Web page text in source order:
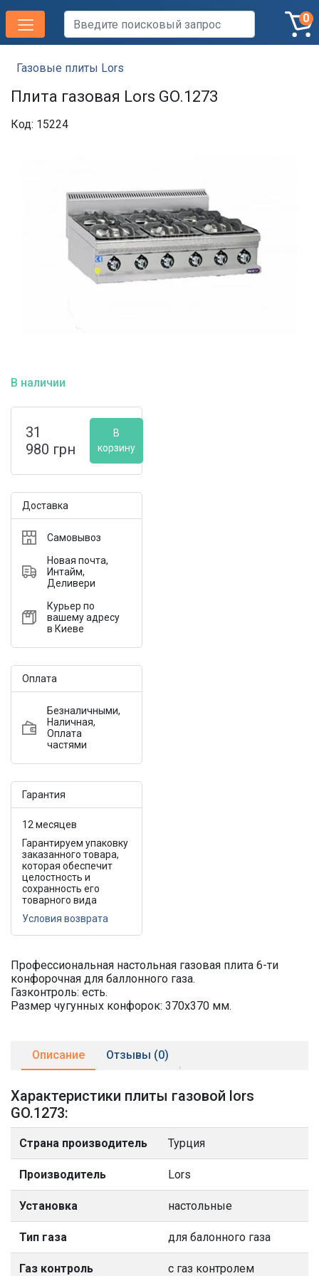
0
Газовые плиты Lors
Плита газовая Lors GO.1273
Код: 15224
В наличии
31
980 грн
В
корзину
Доставка
Самовывоз
Новая почта,
Интайм,
Деливери
Курьер по
вашему адресу
в Киеве
Оплата
Безналичными,
Наличная,
Оплата
частями
Гарантия
12 месяцев
Гарантируем упаковку
заказанного товара,
которая обеспечит
целостность и
сохранность его
товарного вида
Условия возврата
Профессиональная настольная газовая плита 6-ти
конфорочная для баллонного газа.
Газконтроль: есть.
Размер чугунных конфорок: 370х370 мм.
Описание Отзывы (0)
Характеристики плиты газовой lors
GO.1273:
Страна производитель Турция
Производитель Lors
Установка настольные
Тип газа для балонного газа
Газ контроль с газ контролем